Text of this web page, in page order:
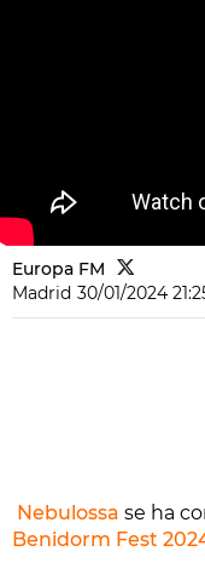
Europa FM
Madrid 30/01/2024
Nebulossa se ha
Benidorm Fest